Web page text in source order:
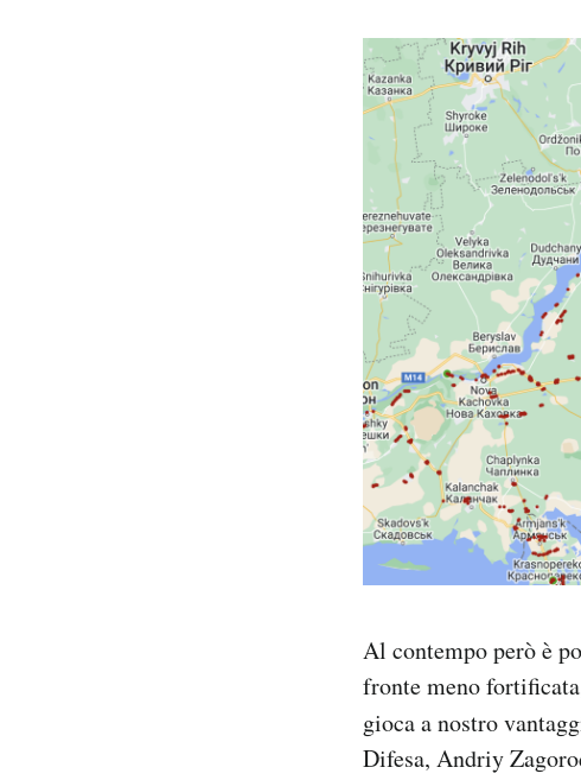
Al contempo però è
fronte meno
gioca a nostro
Difesa, Andriy